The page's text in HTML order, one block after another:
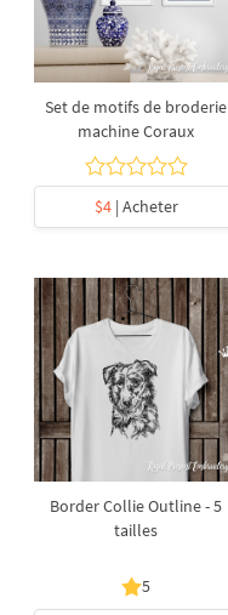
Set de motifs de broderie
machine Coraux
$4| Acheter
Border Collie Outline - 5
tailles
5